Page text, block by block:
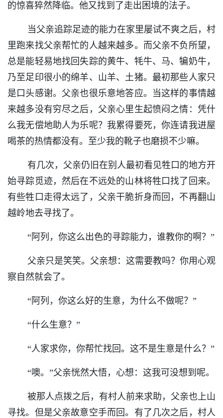
的惊喜猝然降临。他又找到了走出困境的法子。
当父亲追踪足迹的能力在家里屡试不爽之后，村
里跑来找父亲帮忙的人越来越多。而父亲不负所望，
总是能轻易地找回失踪的黄牛、牦牛、马、犏奶牛，
乃至足印很小的绵羊、山羊、土猪。最初那些人家只
是口头感谢。父亲也很乐意地答应。当这样的事情越
来越多没有穷尽之后，父亲心里生起愤闷之情：凭什
么我无偿地助人为乐呢？我累得要死，你连请我进屋
喝茶的热情都没有。至少我的靴子也磨损不少嘛。
有几次，父亲仍旧在别人最初看见牲口的地方开
始寻踪觅迹，然后在不远处的山林将牲口找了回来。
有些牲口走得太远了，父亲干脆折身而回，不再翻山
越岭地去寻找了。
“阿列，你这么出色的寻踪能力，谁教你的啊？”
父亲只是笑笑。父亲想：这需要教吗？你用心观
察自然就会了。
“阿列，你这么好的生意，为什么不做呢？”
“什么生意？”
“人家求你，你帮忙找回。这不是生意是什么？”
“噢。”父亲恍然大悟，心想：这我可没想到呢。
被那人点拨之后，有村人前来求助，父亲也上山
寻找。但是父亲故意空手而回。有了几次之后，村人